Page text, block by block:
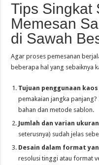
Tips Singkat
Memesan
di Sawah
Agar proses pemesanan
beberapa hal yang sebaiknya
Tujuan penggunaan kaos
pemakaian jangka
bahan dan metode sablon.
Jumlah dan varian ukuran
seterusnya) sudah jelas
Desain dalam format
resolusi tinggi atau format